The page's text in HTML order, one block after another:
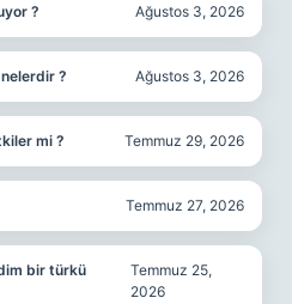
? Ağustos 3, 2026
? Ağustos 3, 2026
mi ? Temmuz 29, 2026
Temmuz 27, 2026
bir türkü
Temmuz 25,
2026